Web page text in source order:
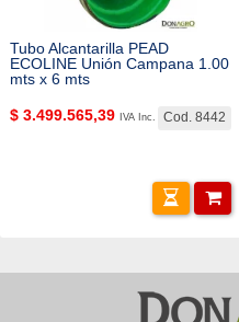
Tubo Alcantarilla PEAD
ECOLINE Unión Campana 1.00
mts x 6 mts
Cod. 8442
$ 3.499.565,39 IVA Inc.